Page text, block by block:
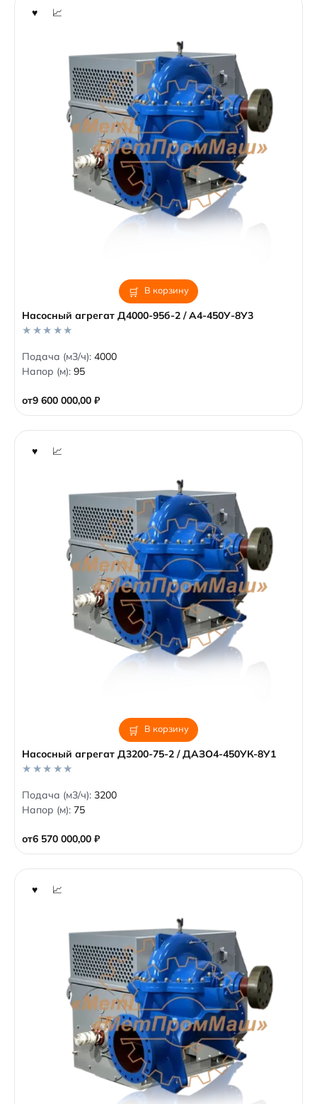
В корзину
Насосный агрегат Д4000-95б-2 / А4-450У-8У3
от9 600 000,00 ₽
0
o
u
f
5
Подача (м3/ч): 4000
Напор (м): 95
В корзину
Насосный агрегат Д3200-75-2 / ДАЗО4-450УК-8У1
от6 570 000,00 ₽
0
o
u
f
5
Подача (м3/ч): 3200
Напор (м): 75